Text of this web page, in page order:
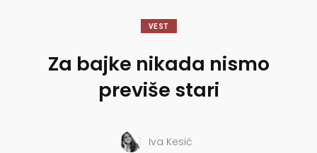
VEST
Za bajke nikada nismo
previše stari
Iva Kesić